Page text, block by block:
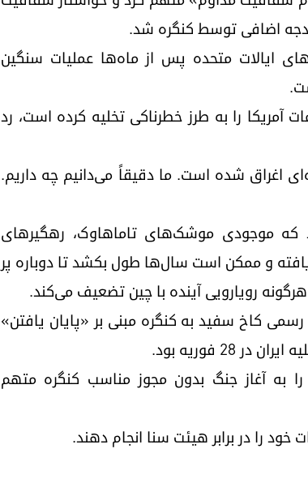
اضافی توسط کنگره شد.
ایالات متحده پس از ماه‌ها عملیات سنگین
را به طرز خطرناکی تخلیه کرده است، رد
اغراق شده است. ما دقیقاً می‌دانیم چه داریم.
که موجودی موشک‌های تاماهاوک، رهگیرهای
و ممکن است سال‌ها طول بکشد تا دوباره پر
رویارویی آینده با چین تضعیف می‌کند.
کاخ سفید به کنگره مبنی بر «پایان یافتن»
فوریه بود.
به آغاز جنگ بدون مجوز مناسب کنگره متهم
را در برابر هیئت سنا انجام دهند.